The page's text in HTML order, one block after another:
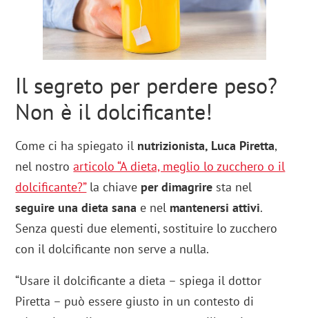
Il segreto per perdere peso?
Non è il dolcificante!
Come ci ha spiegato il nutrizionista, Luca Piretta,
nel nostroarticolo “A dieta, meglio lo zucchero o il
dolcificante?”la chiave per dimagrire sta nel
seguire una dieta sana e nel mantenersi attivi.
Senza questi due elementi, sostituire lo zucchero
con il dolcificante non serve a nulla.
“Usare il dolcificante a dieta – spiega il dottor
Piretta – può essere giusto in un contesto di